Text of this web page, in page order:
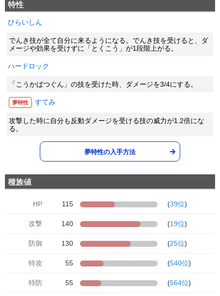
特性
ひらいしん
でんき技が全て自分に来るようになる。でんき技を受けると、ダ
メージや効果を受けずに「とくこう」が1段階上がる。
ハードロック
「こうかばつぐん」の技を受けた時、ダメージを3/4にする。
夢特性 すてみ
攻撃した時に自分も反動ダメージを受ける技の威力が1.2倍にな
る。
夢特性の入手方法
種族値
HP 115 (39位)
攻撃 140 (19位)
防御 130 (25位)
特攻 55 (540位)
特防 55 (564位)